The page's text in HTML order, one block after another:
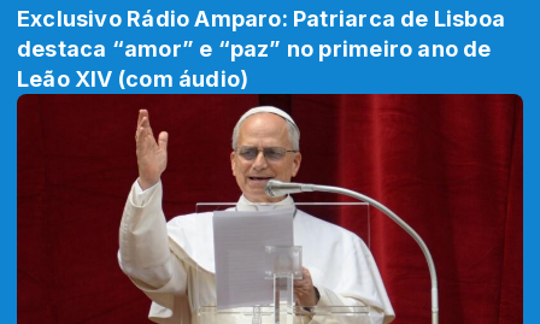
Exclusivo Rádio Amparo: Patriarca de Lisboa
destaca “amor” e “paz” no primeiro ano de
Leão XIV (com áudio)